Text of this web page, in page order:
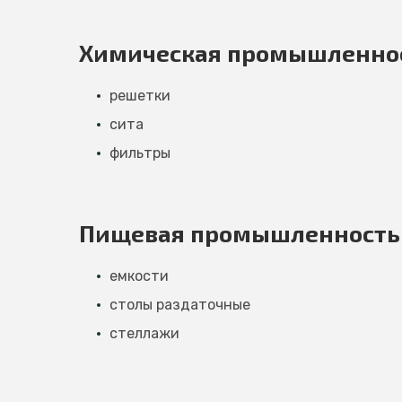
Химическая
решетки
сита
фильтры
Пищевая промышленность
емкости
столы раздаточные
стеллажи